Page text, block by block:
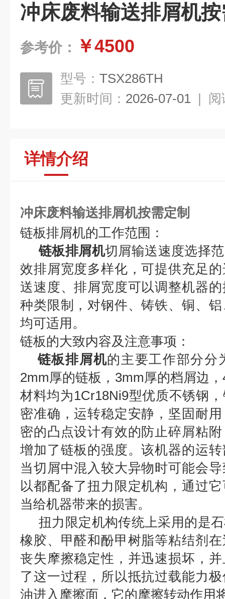
冲床废料输送排屑机
参考价： ￥4500
型号： TSX286TH
更新时间： 2026-07-01 | 阅
详情介绍
冲床废料输送排屑机按需定制
链板排屑机的工作范围：
链板排屑机切屑输送速度选择
效排屑宽度多样化，可提供充足
送速度、排屑宽度可以调整机器
种类限制，对钢件、铸铁、铜、
均可适用。
链板的大致内容及注意事项：
链板排屑机的主要工作部分分
2mm厚的链板，3mm厚的档屑边
材料均为1Cr18Ni9型优质不锈钢
密准确，运转稳定安静，坚固耐
密的凸点设计有效的防止碎屑粘
增加了链板的强度。该机器的运
当切屑中混入较大异物时可能会
以都配备了扭力限定机构，通过
当给机器带来的损害。
扭力限定机构传统上采用的是
橡胶、甲醛和酚甲树脂等粘结剂
丧失摩擦稳定性，并迅速损坏，
了这一过程，所以抵抗过载能力
油进入摩擦面，它的摩擦转动作用